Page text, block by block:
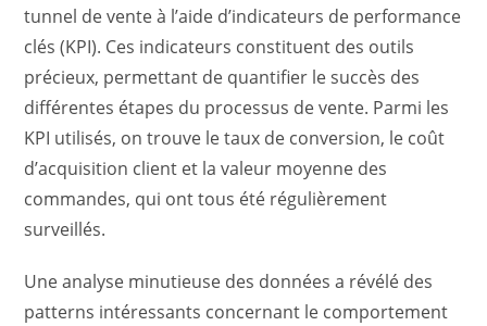
tunnel de vente à l’aide d’indicateurs de performance
clés (KPI). Ces indicateurs constituent des outils
précieux, permettant de quantifier le succès des
différentes étapes du processus de vente. Parmi les
KPI utilisés, on trouve le taux de conversion, le coût
d’acquisition client et la valeur moyenne des
commandes, qui ont tous été régulièrement
surveillés.
Une analyse minutieuse des données a révélé des
patterns intéressants concernant le comportement